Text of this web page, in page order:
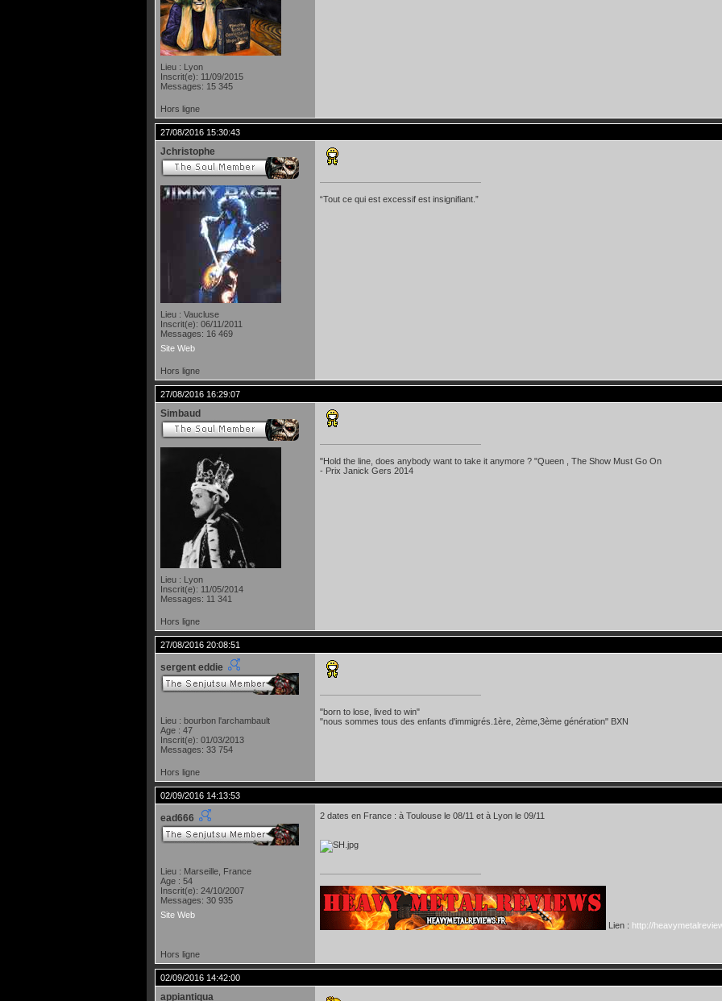
Lieu : Lyon
Inscrit(e): 11/09/2015
Messages: 15 345
Hors ligne
27/08/2016 15:30:43
Jchristophe
Lieu : Vaucluse
Inscrit(e): 06/11/2011
Messages: 16 469
Site Web
“Tout ce qui est excessif est insignifiant.”
Hors ligne
27/08/2016 16:29:07
Simbaud
Lieu : Lyon
Inscrit(e): 11/05/2014
Messages: 11 341
"Hold the line, does anybody want to take it anymore ? "Queen , The Show Must Go On
- Prix Janick Gers 2014
Hors ligne
27/08/2016 20:08:51
sergent eddie
Lieu : bourbon l'archambault
Age : 47
Inscrit(e): 01/03/2013
Messages: 33 754
"born to lose, lived to win"
"nous sommes tous des enfants d'immigrés.1ère, 2ème,3ème génération" BXN
Hors ligne
02/09/2016 14:13:53
ead666
Lieu : Marseille, France
Age : 54
Inscrit(e): 24/10/2007
Messages: 30 935
Site Web
2 dates en France : à Toulouse le 08/11 et à Lyon le 09/11
Lien : http://
Hors ligne
02/09/2016 14:42:00
appiantiqua